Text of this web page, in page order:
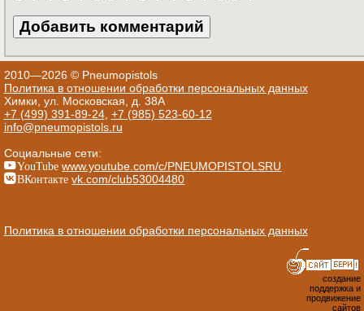
2010—2026 © Pneumopistols
Политика в отношении обработки персональных данных
Химки, ул. Московская, д. 38А
+7 (499) 391-89-24, +7 (985) 523-60-12
info@pneumopistols.ru
Социальные сети:
YouTube www.youtube.com/c/PNEUMOPISTOLSRU
ВКонтакте vk.com/club53004480
Политика в отношении обработки персональных данных
создание
поддержка и
продвижение
сайтов